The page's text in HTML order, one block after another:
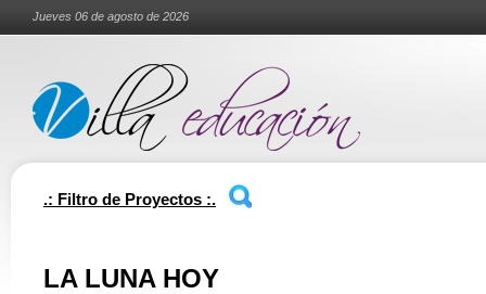
Jueves 06 de agosto de 2026
.: Filtro de Proyectos :.
LA LUNA HOY